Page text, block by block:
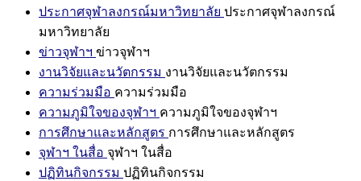
ประกาศจุฬาลงกรณ์มหาวิทยาลัย ประกาศจุฬาลงกรณ์
มหาวิทยาลัย
ข่าวจุฬาฯ ข่าวจุฬาฯ
งานวิจัยและนวัตกรรม งานวิจัยและนวัตกรรม
ความร่วมมือ ความร่วมมือ
ความภูมิใจของจุฬาฯ ความภูมิใจของจุฬาฯ
การศึกษาและหลักสูตร การศึกษาและหลักสูตร
จุฬาฯ ในสื่อ จุฬาฯ ในสื่อ
ปฏิทินกิจกรรม ปฏิทินกิจกรรม